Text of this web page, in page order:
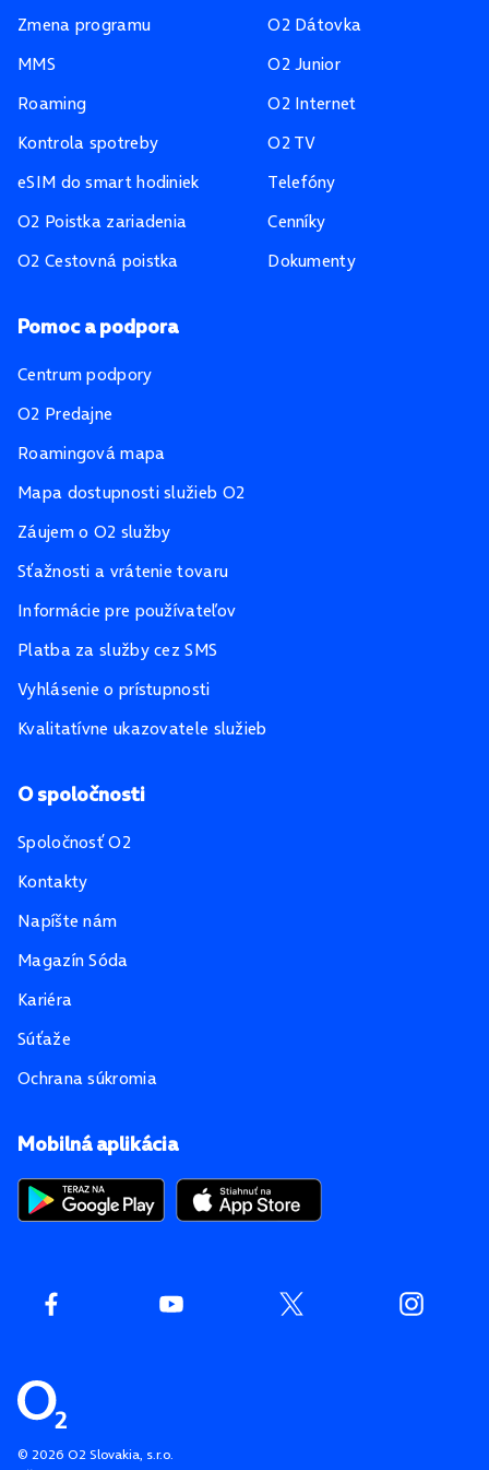
© 2026 O2 Slovakia, s.r.o.
Mobilná aplikácia
Zmena programu
MMS
Roaming
Kontrola spotreby
eSIM do smart hodiniek
O2 Poistka zariadenia
O2 Cestovná poistka
O2 Dátovka
O2 Junior
O2 Internet
O2 TV
Telefóny
Cenníky
Dokumenty
Pomoc a podpora
Centrum podpory
O2 Predajne
Roamingová mapa
Mapa dostupnosti služieb O2
Záujem o O2 služby
Sťažnosti a vrátenie tovaru
Informácie pre používateľov
Platba za služby cez SMS
Vyhlásenie o prístupnosti
Kvalitatívne ukazovatele služieb
O spoločnosti
Spoločnosť O2
Kontakty
Napíšte nám
Magazín Sóda
Kariéra
Súťaže
Ochrana súkromia